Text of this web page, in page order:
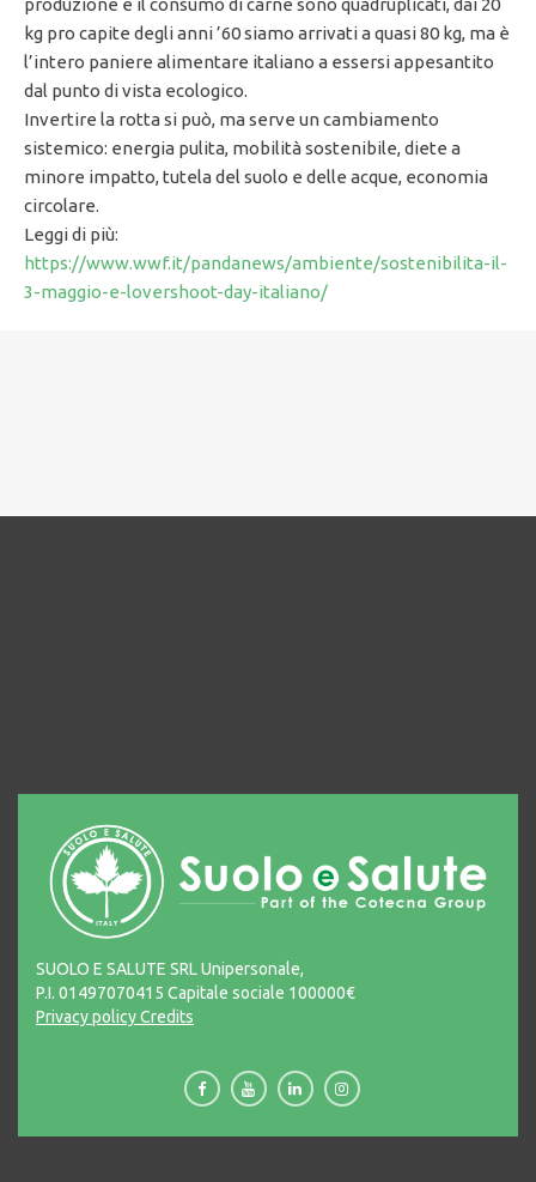
produzione e il consumo di carne sono quadruplicati, dai 20
kg pro capite degli anni ’60 siamo arrivati a quasi 80 kg, ma è
l’intero paniere alimentare italiano a essersi appesantito
dal punto di vista ecologico.
Invertire la rotta si può, ma serve un cambiamento
sistemico: energia pulita, mobilità sostenibile, diete a
minore impatto, tutela del suolo e delle acque, economia
circolare.
Leggi di più:
https://www.wwf.it/pandanews/ambiente/sostenibilita-il-
3-maggio-e-lovershoot-day-italiano/
SUOLO E SALUTE SRL Unipersonale,
P.I. 01497070415 Capitale sociale 100000€
Privacy policyCredits